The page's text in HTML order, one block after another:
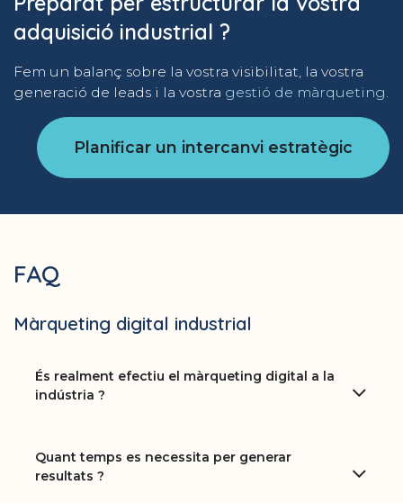
adquisició industrial ?
Fem un balanç sobre la vostra visibilitat, la vostra
generació de leads i la vostra gestió de màrqueting.
Planificar un intercanvi estratègic
FAQ
Màrqueting digital industrial
És realment efectiu el màrqueting digital a la
indústria ?
Quant temps es necessita per generar
resultats ?